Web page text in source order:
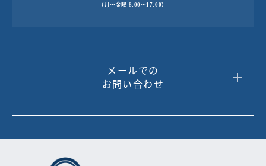
（月～金曜 8:00～17:00）
メールでの
お問い合わせ